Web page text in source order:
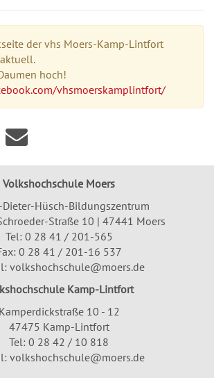
der vhs Moers-Kamp-Lintfort
hoch!
vhsmoerskamplintfort/
Volkshochschule Moers
Dieter-Hüsch-Bildungszentrum
Straße 10 | 47441 Moers
Tel: 0 28 41 / 201-565
0 28 41 / 201-16 537
volkshochschule@moers.de
Kamp-Lintfort
Kamperdickstraße 10 - 12
47475 Kamp-Lintfort
Tel: 0 28 42 / 10 818
volkshochschule@moers.de